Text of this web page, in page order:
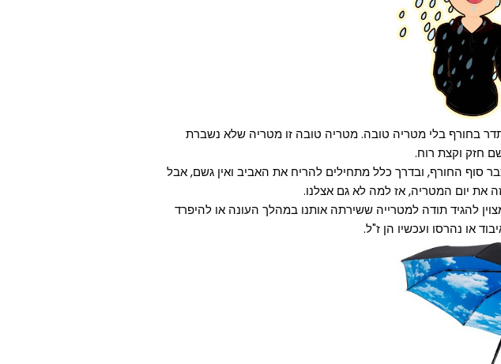
בחורף בלי מטריה טובה. מטריה טובה זו מטריה שלא נשברת
חזק וקצת רוח.
זה כבר סוף החורף, ובדרך כלל מתחילים להריח את האביב ואין גשם, אבל
את יום המטריה, אז למה לא גם אצלנו.
להגיד תודה למטרייה ששירתה אותנו במהלך העונה או להיפרד
או נהרסו ועכשיו הן ז"ל.